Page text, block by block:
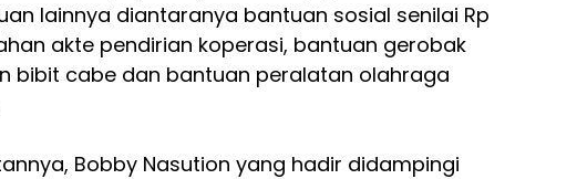
lainnya diantaranya bantuan sosial senilai Rp
akte pendirian koperasi, bantuan gerobak
bibit cabe dan bantuan peralatan olahraga
Bobby Nasution yang hadir didampingi